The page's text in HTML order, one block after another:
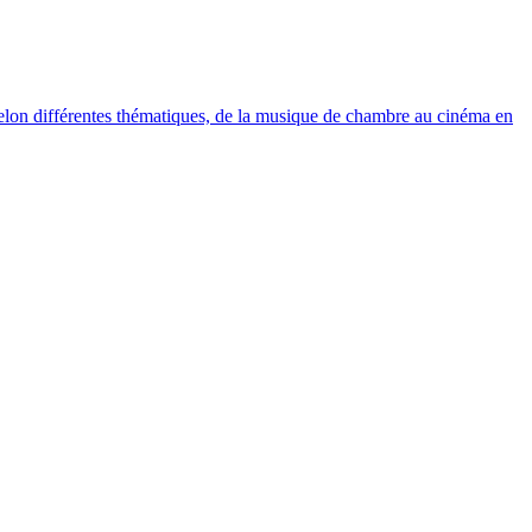
différentes thématiques, de la musique de chambre au cinéma en